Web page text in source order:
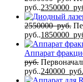
руб..2350000
2550000руб.
руб..1850000
Аппарат
руб.
руб..240000 руб.